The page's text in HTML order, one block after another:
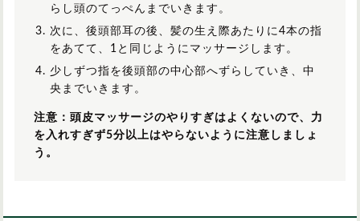
らし頭のてっぺんまでいきます。
次に、後頭部耳の後、髪の生え際あたりに4本の指
をあてて、1と同じようにマッサージします。
少しずつ指を後頭部の中心部へずらしていき、中
央までいきます。
注意：頭皮マッサージのやりすぎはよくないので、力
を入れすぎず5分以上はやらないように注意しましょ
う。